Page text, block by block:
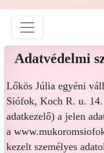
Adatvédelmi
Lőkös Júlia egyéni
Siófok, Koch R. u.
adatkezelő) a jelen
a
kezelt személyes